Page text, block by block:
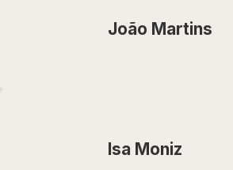
João Martins
Isa Moniz